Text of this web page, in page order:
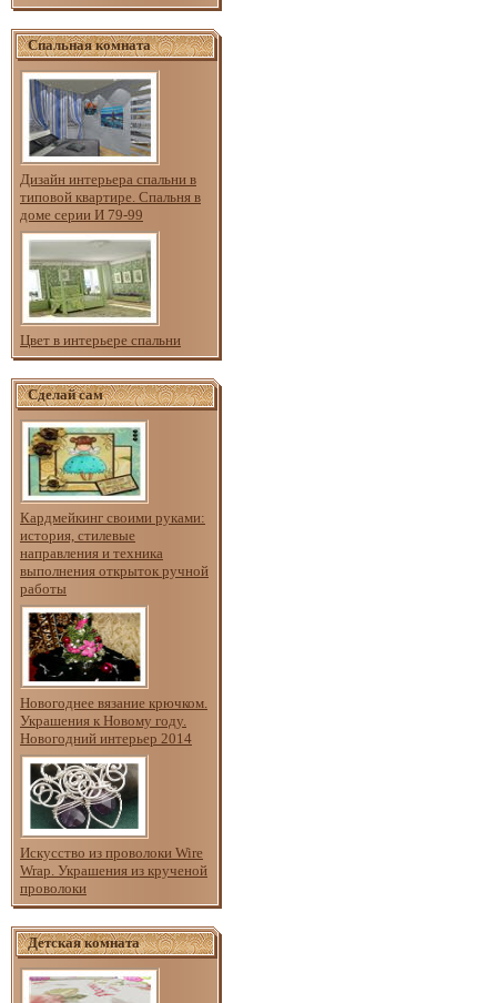
Спальная комната
Дизайн интерьера спальни в
типовой квартире. Спальня в
доме серии И 79-99
Цвет в интерьере спальни
Сделай сам
Кардмейкинг своими руками:
история, стилевые
направления и техника
выполнения открыток ручной
работы
Новогоднее вязание крючком.
Украшения к Новому году.
Новогодний интерьер 2014
Искусство из проволоки Wire
Wrap. Украшения из крученой
проволоки
Детская комната